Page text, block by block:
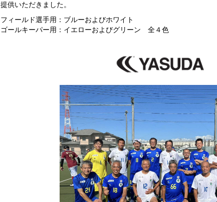
提供いただきました。
フィールド選手用：ブルーおよびホワイト
ゴールキーパー用：イエローおよびグリーン 全４色